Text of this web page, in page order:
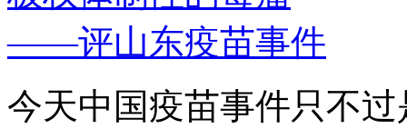
——评山东疫苗事件
今天中国疫苗事件只不